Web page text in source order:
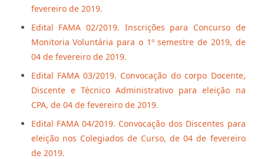
fevereiro de 2019.
Edital FAMA 02/2019. Inscrições para Concurso de
Monitoria Voluntária para o 1º semestre de 2019, de
04 de fevereiro de 2019.
Edital FAMA 03/2019. Convocação do corpo Docente,
Discente e Técnico Administrativo para eleição na
CPA, de 04 de fevereiro de 2019.
Edital FAMA 04/2019. Convocação dos Discentes para
eleição nos Colegiados de Curso, de 04 de fevereiro
de 2019.